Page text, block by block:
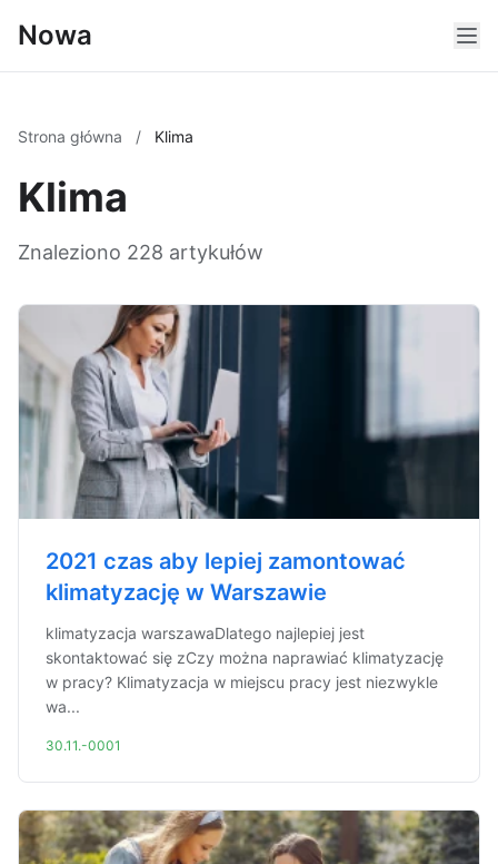
Nowa
Strona główna / Klima
Klima
Znaleziono 228 artykułów
2021 czas aby lepiej zamontować
klimatyzację w Warszawie
klimatyzacja warszawaDlatego najlepiej jest
skontaktować się zCzy można naprawiać klimatyzację
w pracy? Klimatyzacja w miejscu pracy jest niezwykle
wa...
30.11.-0001